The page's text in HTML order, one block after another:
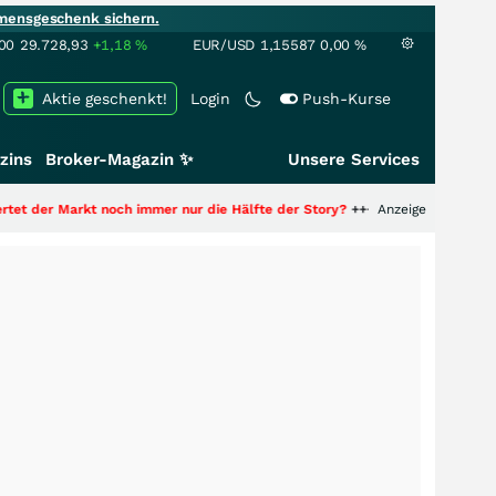
sichern.
29.728,93 +1,18% EUR/USD 1,15587 0,00 %
Login Push-Kurse
Aktie geschenkt!
Broker-Magazin ✨ Unsere Services
noch immer nur die Hälfte der Story?+++ Anzeige